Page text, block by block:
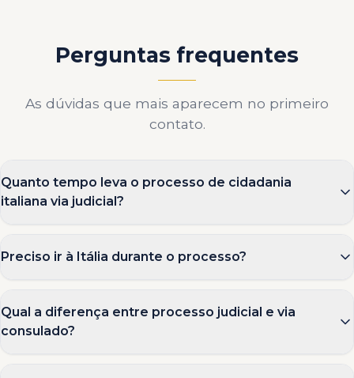
Perguntas frequentes
As dúvidas que mais aparecem no primeiro
contato.
Quanto tempo leva o processo de cidadania
italiana via judicial?
Preciso ir à Itália durante o processo?
Qual a diferença entre processo judicial e via
consulado?